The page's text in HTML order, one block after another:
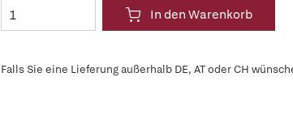
In den Warenkorb
Falls Sie eine Lieferung außerhalb DE, AT oder CH